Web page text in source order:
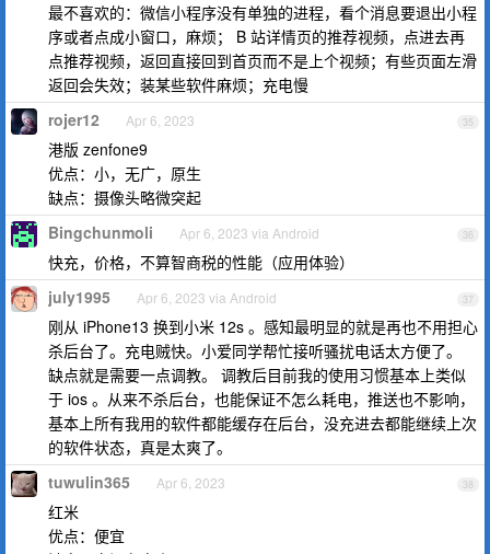
最不喜欢的：微信小程序没有单独的进程，看个消息要退出小程
序或者点成小窗口，麻烦； B 站详情页的推荐视频，点进去再
点推荐视频，返回直接回到首页而不是上个视频；有些页面左滑
返回会失效；装某些软件麻烦；充电慢
35
rojer12 Apr 6, 2023
港版 zenfone9
优点：小，无广，原生
缺点：摄像头略微突起
36
Bingchunmoli Apr 6, 2023 via Android
快充，价格，不算智商税的性能（应用体验）
37
july1995 Apr 6, 2023 via Android
刚从 iPhone13 换到小米 12s 。感知最明显的就是再也不用担心
杀后台了。充电贼快。小爱同学帮忙接听骚扰电话太方便了。
缺点就是需要一点调教。 调教后目前我的使用习惯基本上类似
于 ios 。从来不杀后台，也能保证不怎么耗电，推送也不影响，
基本上所有我用的软件都能缓存在后台，没充进去都能继续上次
的软件状态，真是太爽了。
38
tuwulin365 Apr 6, 2023
红米
优点：便宜